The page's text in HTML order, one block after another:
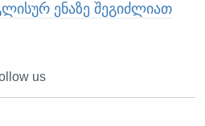
ენაზე შეგიძლიათ
us